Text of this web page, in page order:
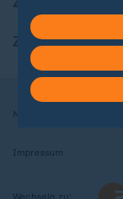
ZDFheute Apps
Nutzungsbedingungen
Impressum
Wechseln zu:
in deinen
Hier findest
Weitere